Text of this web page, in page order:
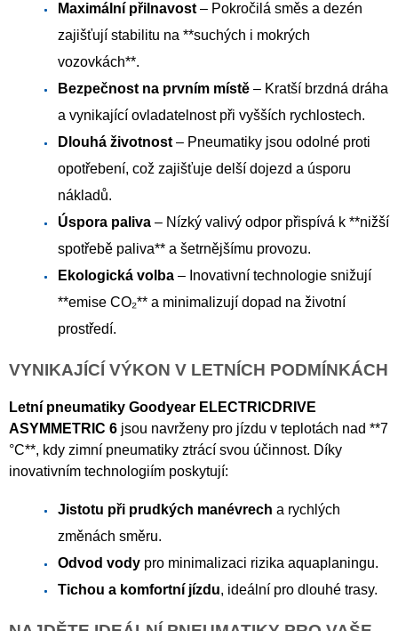
Maximální přilnavost – Pokročilá směs a dezén
zajišťují stabilitu na **suchých i mokrých
vozovkách**.
Bezpečnost na prvním místě – Kratší brzdná dráha
a vynikající ovladatelnost při vyšších rychlostech.
Dlouhá životnost – Pneumatiky jsou odolné proti
opotřebení, což zajišťuje delší dojezd a úsporu
nákladů.
Úspora paliva – Nízký valivý odpor přispívá k **nižší
spotřebě paliva** a šetrnějšímu provozu.
Ekologická volba – Inovativní technologie snižují
**emise CO₂** a minimalizují dopad na životní
prostředí.
VYNIKAJÍCÍ VÝKON V LETNÍCH PODMÍNKÁCH
Letní pneumatiky Goodyear ELECTRICDRIVE
ASYMMETRIC 6 jsou navrženy pro jízdu v teplotách nad **7
°C**, kdy zimní pneumatiky ztrácí svou účinnost. Díky
inovativním technologiím poskytují:
Jistotu při prudkých manévrech a rychlých
změnách směru.
Odvod vody pro minimalizaci rizika aquaplaningu.
Tichou a komfortní jízdu, ideální pro dlouhé trasy.